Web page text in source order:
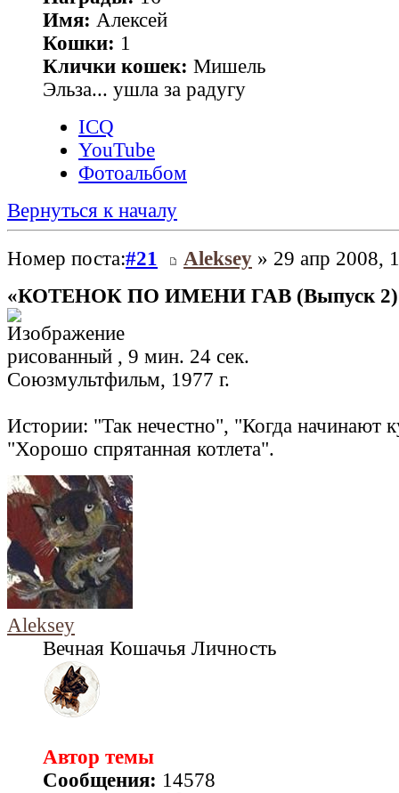
Имя: Алексей
Кошки: 1
Клички кошек: Мишель
Эльза... ушла за радугу
ICQ
YouTube
Фотоальбом
Вернуться к началу
Номер поста:#21 Aleksey » 29 апр 2008,
«КОТЕНОК ПО ИМЕНИ ГАВ (Выпуск
рисованный , 9 мин. 24 сек.
Союзмультфильм, 1977 г.
Истории: "Так нечестно", "Когда начинают
"Хорошо спрятанная котлета".
Aleksey
Вечная Кошачья Личность
Автор темы
Сообщения: 14578